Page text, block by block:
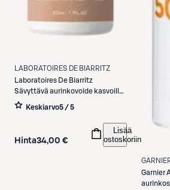
LABORATOIRES DE BIARRITZ
Laboratoires De Biarritz
Sävyttävä aurinkovoide kasvoille
SPF50 Beige 50ml
Keskiarvo5 / 5
Hinta34,00 €
Lisää
ostoskoriin
Garnier